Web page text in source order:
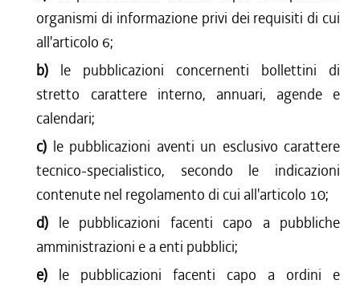
organismi di informazione privi dei requisiti di cui
all'articolo 6;
b) le pubblicazioni concernenti bollettini di
stretto carattere interno, annuari, agende e
calendari;
c) le pubblicazioni aventi un esclusivo carattere
tecnico-specialistico, secondo le indicazioni
contenute nel regolamento di cui all'articolo 10;
d) le pubblicazioni facenti capo a pubbliche
amministrazioni e a enti pubblici;
e) le pubblicazioni facenti capo a ordini e